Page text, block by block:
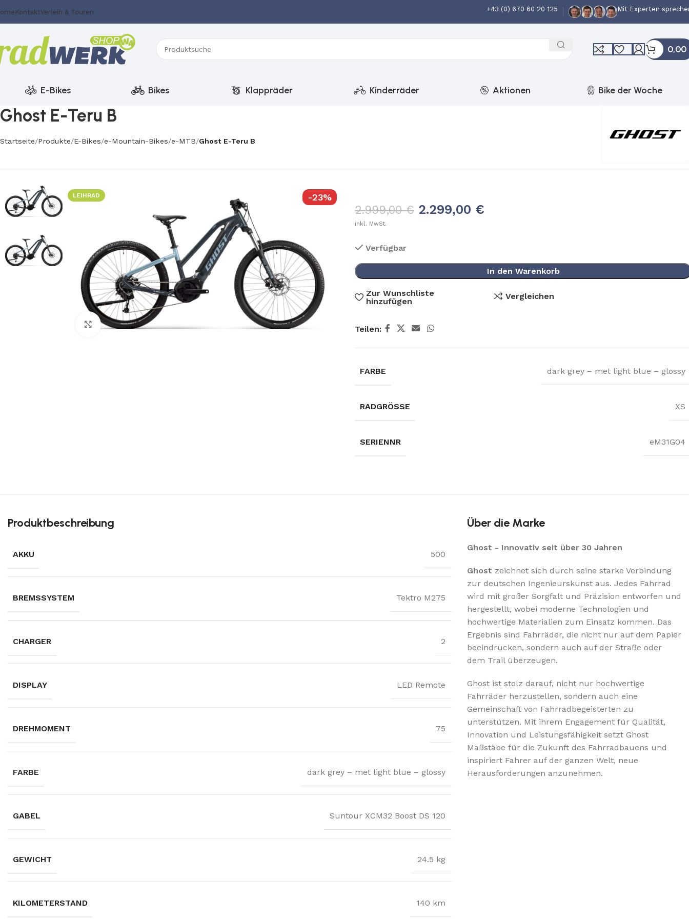
KontaktVerleih & Touren +43 (0) 670 60 20 125 Mit Experten
0,00
E-Bikes Bikes Klappräder Kinderräder Aktionen Bike der Woche
Ghost E-Teru B
Startseite Produkte E-Bikes e-Mountain-Bikes e-MTB Ghost E-Teru B
-23%
LEIHRAD
Klick zum Vergrößern
2.999,00€ 2.299,00 €
inkl. MwSt.
Verfügbar
In den Warenkorb
Zur Wunschliste
hinzufügen
Vergleichen
Teilen:
FARBE dark grey – met light blue – glossy
RADGRÖSSE XS
SERIENNR eM31G04
Produktbeschreibung
AKKU 500
BREMSSYSTEM Tektro M275
CHARGER 2
DISPLAY LED Remote
DREHMOMENT 75
FARBE dark grey – met light blue – glossy
GABEL Suntour XCM32 Boost DS 120
GEWICHT 24.5 kg
KILOMETERSTAND 140 km
Über die Marke
Ghost - Innovativ seit über 30 Jahren
Ghost zeichnet sich durch seine starke Verbindung
zur deutschen Ingenieurskunst aus. Jedes Fahrrad
wird mit großer Sorgfalt und Präzision entworfen und
hergestellt, wobei moderne Technologien und
hochwertige Materialien zum Einsatz kommen. Das
Ergebnis sind Fahrräder, die nicht nur auf dem Papier
beeindrucken, sondern auch auf der Straße oder
dem Trail überzeugen.
Ghost ist stolz darauf, nicht nur hochwertige
Fahrräder herzustellen, sondern auch eine
Gemeinschaft von Fahrradbegeisterten zu
unterstützen. Mit ihrem Engagement für Qualität,
Innovation und Leistungsfähigkeit setzt Ghost
Maßstäbe für die Zukunft des Fahrradbauens und
inspiriert Fahrer auf der ganzen Welt, neue
Herausforderungen anzunehmen.